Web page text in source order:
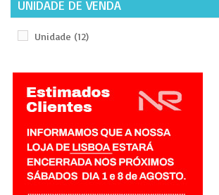
UNIDADE DE VENDA
Unidade (12)